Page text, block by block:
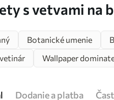
s vetvami na
Botanické umenie
Wallpaper
Dodanie a platba